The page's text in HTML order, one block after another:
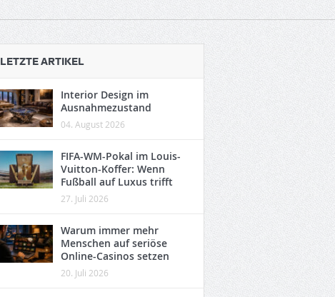
LETZTE ARTIKEL
Interior Design im
Ausnahmezustand
04. August 2026
FIFA-WM-Pokal im Louis-
Vuitton-Koffer: Wenn
Fußball auf Luxus trifft
27. Juli 2026
Warum immer mehr
Menschen auf seriöse
Online-Casinos setzen
20. Juli 2026